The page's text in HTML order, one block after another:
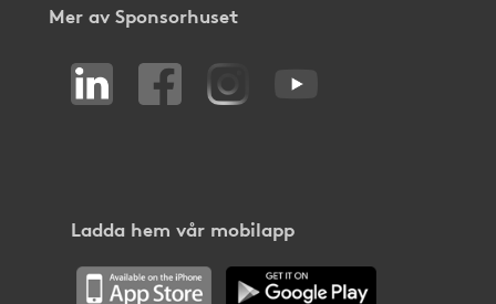
Mer av Sponsorhuset
Ladda hem vår mobilapp